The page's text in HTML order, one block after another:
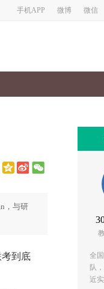
手机APP 微博 微信
，与研
到底
全
队
近